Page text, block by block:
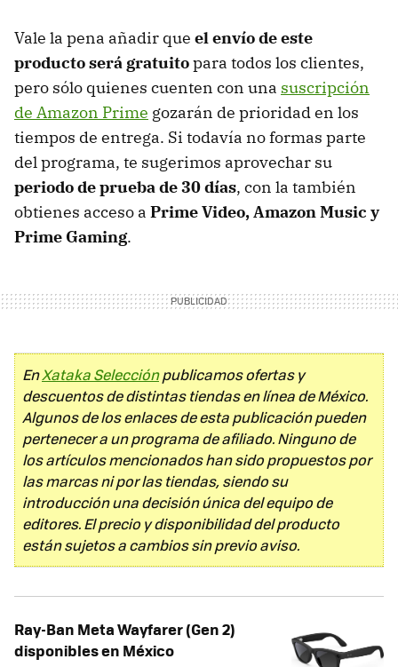
Vale la pena añadir que el envío de este
producto será gratuitopara todos los clientes,
pero sólo quienes cuenten con una suscripción
de Amazon Prime gozarán de prioridad en los
tiempos de entrega. Si todavía no formas parte
del programa, te sugerimos aprovechar su
periodo de prueba de 30 días, con la también
obtienes acceso a Prime Video, Amazon Music y
Prime Gaming.
EnXataka Selecciónpublicamos ofertas y
descuentos de distintas tiendas en línea de México.
Algunos de los enlaces de esta publicación pueden
pertenecer a un programa de afiliado. Ninguno de
los artículos mencionados han sido propuestos por
las marcas ni por las tiendas, siendo su
introducción una decisión única del equipo de
editores. El precio y disponibilidad del producto
están sujetos a cambios sin previo aviso.
Ray-Ban Meta Wayfarer (Gen 2)
disponibles en México